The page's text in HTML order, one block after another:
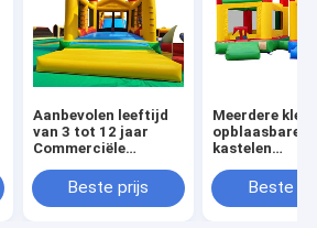
Aanbevolen leeftijd
van 3 tot 12 jaar
Commerciële
opblaasbare
speelruimten
Beste prijs
Meerdere
opblaasbare
kastelen
opvouwbaar
gemakkelijk
Beste